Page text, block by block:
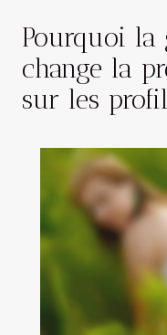
Pourquoi la
change la
sur les